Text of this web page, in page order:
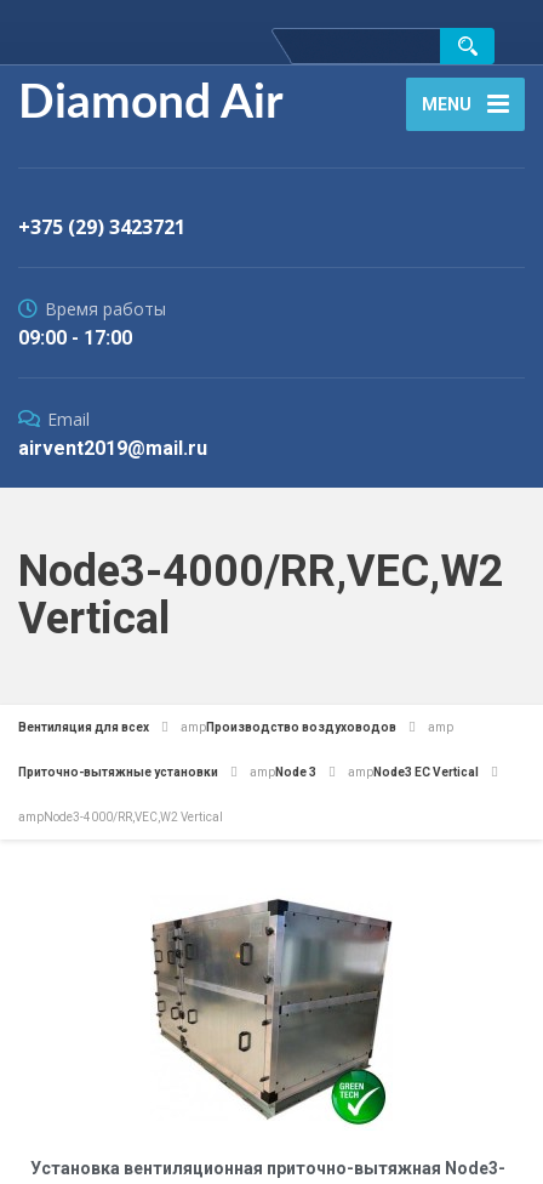
Diamond Air MENU
+375 (29) 3423721
Время работы
09:00 - 17:00
Email
airvent2019@mail.ru
Node3-4000/RR,VEC,W2
Vertical
Вентиляция для всех ampПроизводство воздуховодов amp
Приточно-вытяжные установки ampNode 3 ampNode3 EC Vertical
ampNode3-4000/RR,VEC,W2 Vertical
Установка вентиляционная приточно-вытяжная Node3-